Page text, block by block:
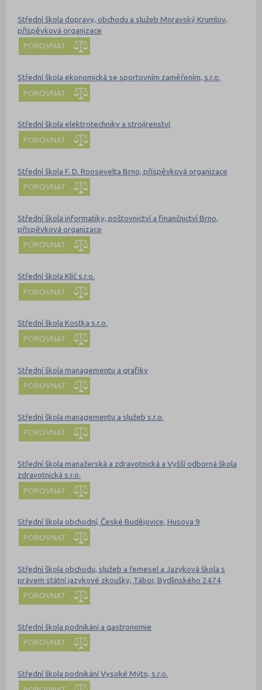
Střední škola dopravy, obchodu a služeb Moravský Krumlov,
příspěvková organizace
POROVNAT
Střední škola ekonomická se sportovním zaměřením, s.r.o.
POROVNAT
Střední škola elektrotechniky a strojírenství
POROVNAT
Střední škola F. D. Roosevelta Brno, příspěvková organizace
POROVNAT
Střední škola informatiky, poštovnictví a finančnictví Brno,
příspěvková organizace
POROVNAT
Střední škola Klíč s.r.o.
POROVNAT
Střední škola Kostka s.r.o.
POROVNAT
Střední škola managementu a grafiky
POROVNAT
Střední škola managementu a služeb s.r.o.
POROVNAT
Střední škola manažerská a zdravotnická a Vyšší odborná škola
zdravotnická s.r.o.
POROVNAT
Střední škola obchodní, České Budějovice, Husova 9
POROVNAT
Střední škola obchodu, služeb a řemesel a Jazyková škola s
právem státní jazykové zkoušky, Tábor, Bydlinského 2474
POROVNAT
Střední škola podnikání a gastronomie
POROVNAT
Střední škola podnikání Vysoké Mýto, s.r.o.